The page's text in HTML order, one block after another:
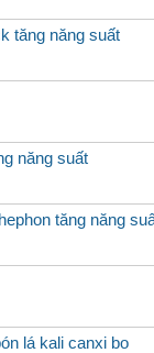
tăng năng suất
năng suất
tăng năng
lá kali canxi bo